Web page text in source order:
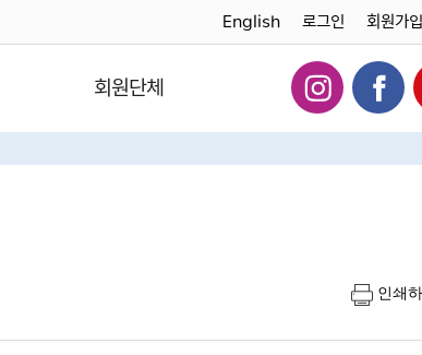
English 로그인 회원가입
회원단체
인쇄